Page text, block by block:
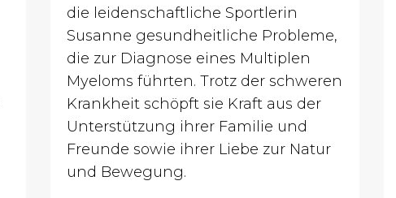
die leidenschaftliche Sportlerin
Susanne gesundheitliche Probleme,
die zur Diagnose eines Multiplen
Myeloms führten. Trotz der schweren
Krankheit schöpft sie Kraft aus der
Unterstützung ihrer Familie und
Freunde sowie ihrer Liebe zur Natur
und Bewegung.